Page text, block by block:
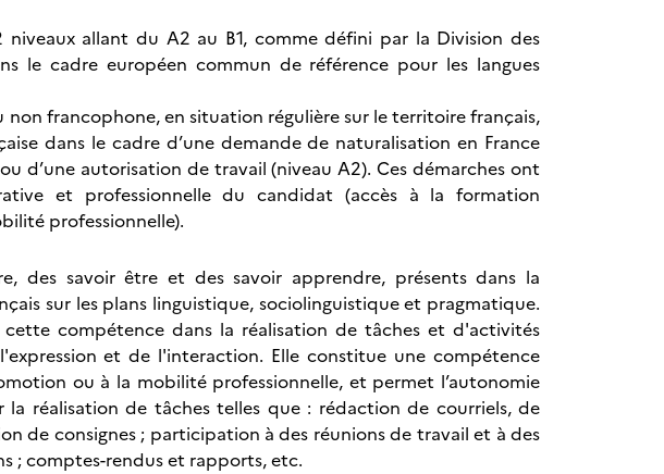
allant du A2 au B1, comme défini par la Division des
le cadre européen commun de référence pour les langues
francophone, en situation régulière sur le territoire français,
dans le cadre d’une demande de naturalisation en France
d’une autorisation de travail (niveau A2). Ces démarches ont
et professionnelle du candidat (accès à la formation
professionnelle).
des savoir être et des savoir apprendre, présents dans la
sur les plans linguistique, sociolinguistique et pragmatique.
compétence dans la réalisation de tâches et d'activités
et de l'interaction. Elle constitue une compétence
ou à la mobilité professionnelle, et permet l’autonomie
la réalisation de tâches telles que : rédaction de courriels, de
de consignes ; participation à des réunions de travail et à des
; comptes-rendus et rapports, etc.